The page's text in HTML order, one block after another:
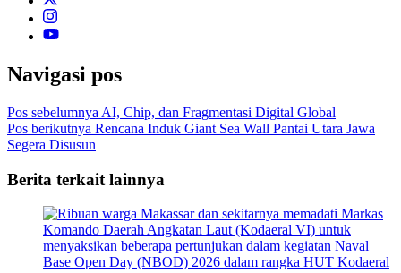
Navigasi pos
Pos sebelumnya AI, Chip, dan Fragmentasi Digital Global
Pos berikutnya Rencana Induk Giant Sea Wall Pantai Utara Jawa
Segera Disusun
Berita terkait lainnya